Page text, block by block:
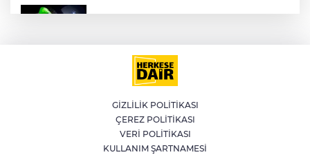
Şehit aileleri ve gazilerin haklarına
yönelik düzenleme Genel Kurul'da kabul
Terörsüz Türkiye yasa teklifi Meclis'te
GİZLİLİK POLİTİKASI
ÇEREZ POLİTİKASI
VERİ POLİTİKASI
KULLANIM ŞARTNAMESİ